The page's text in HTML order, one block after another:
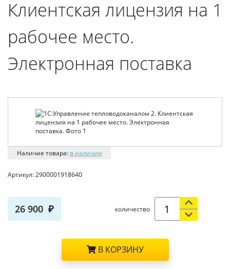
Клиентская лицензия на 1
рабочее место.
Электронная поставка
Наличие товара: в наличии
Артикул:2900001918640
26 900 количество
В КОРЗИНУ